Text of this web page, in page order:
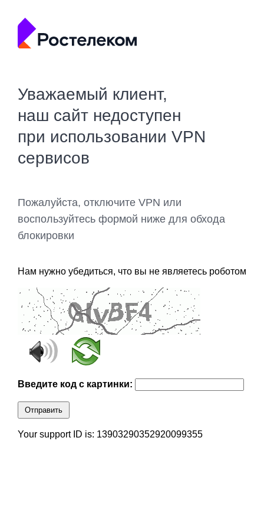
Уважаемый клиент,
наш сайт недоступен
при использовании VPN
сервисов
Пожалуйста, отключите VPN или
воспользуйтесь формой ниже для обхода
блокировки
Нам нужно убедиться, что вы не являетесь роботом
Введите код с картинки:
Отправить
Your support ID is: 13903290352920099355